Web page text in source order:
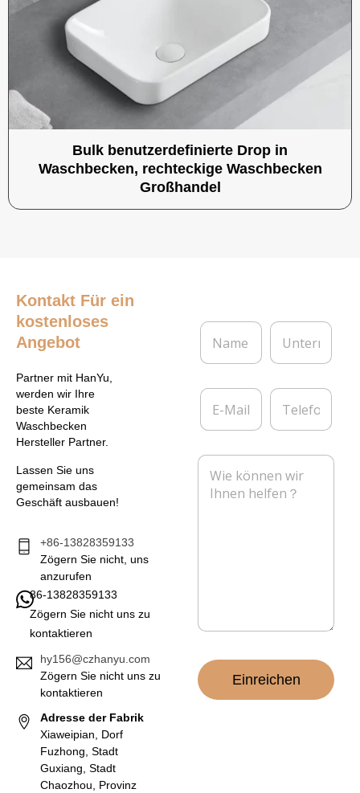
Bulk benutzerdefinierte Drop in
Waschbecken, rechteckige Waschbecken
Großhandel
Kontakt Für ein
kostenloses
Angebot
Partner mit HanYu,
werden wir Ihre
beste Keramik
Waschbecken
Hersteller Partner.
Lassen Sie uns
gemeinsam das
Geschäft ausbauen!
+86-13828359133
Zögern Sie nicht, uns
anzurufen
86-13828359133
Zögern Sie nicht uns zu
kontaktieren
hy156@czhanyu.com
Zögern Sie nicht uns zu
kontaktieren
Adresse der Fabrik
Xiaweipian, Dorf
Fuzhong, Stadt
Guxiang, Stadt
Chaozhou, Provinz
N
m
*
U
t
r
h
n
E
M
i
T
l
f
o
n
N
Einreichen